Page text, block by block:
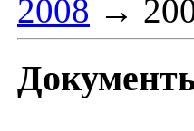
2008 →